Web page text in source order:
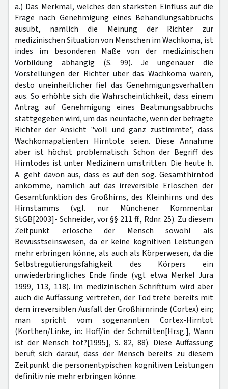
a.) Das Merkmal, welches den stärksten Einfluss auf die
Frage nach Genehmigung eines Behandlungsabbruchs
ausübt, nämlich die Meinung der Richter zur
medizinischen Situation von Menschen im Wachkoma, ist
indes im besonderen Maße von der medizinischen
Vorbildung abhängig (S. 99). Je ungenauer die
Vorstellungen der Richter über das Wachkoma waren,
desto uneinheitlicher fiel das Genehmigungsverhalten
aus. So erhöhte sich die Wahrscheinlichkeit, dass einem
Antrag auf Genehmigung eines Beatmungsabbruchs
stattgegeben wird, um das neunfache, wenn der befragte
Richter der Ansicht "voll und ganz zustimmte", dass
Wachkomapatienten Hirntote seien. Diese Annahme
aber ist höchst problematisch. Schon der Begriff des
Hirntodes ist unter Medizinern umstritten. Die heute h.
A. geht davon aus, dass es auf den sog. Gesamthirntod
ankomme, nämlich auf das irreversible Erlöschen der
Gesamtfunktion des Großhirns, des Kleinhirns und des
Hirnstamms (vgl. nur Münchener Kommentar
StGB[2003]- Schneider, vor §§ 211 ff., Rdnr. 25). Zu diesem
Zeitpunkt erlösche der Mensch sowohl als
Bewusstseinswesen, da er keine kognitiven Leistungen
mehr erbringen könne, als auch als Körperwesen, da die
Selbstregulierungsfähigkeit des Körpers ein
unwiederbringliches Ende finde (vgl. etwa Merkel Jura
1999, 113, 118). Im medizinischen Schrifttum wird aber
auch die Auffassung vertreten, der Tod trete bereits mit
dem irreversiblen Ausfall der Großhirnrinde (Cortex) ein;
man spricht vom sogenannten Cortex-Hirntot
(Korthen/Linke, in: Hoff/in der Schmitten[Hrsg.], Wann
ist der Mensch tot?[1995], S. 82, 88). Diese Auffassung
beruft sich darauf, dass der Mensch bereits zu diesem
Zeitpunkt die personentypischen kognitiven Leistungen
definitiv nie mehr erbringen könne.